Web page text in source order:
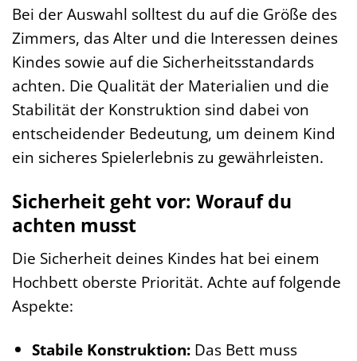
Bei der Auswahl solltest du auf die Größe des
Zimmers, das Alter und die Interessen deines
Kindes sowie auf die Sicherheitsstandards
achten. Die Qualität der Materialien und die
Stabilität der Konstruktion sind dabei von
entscheidender Bedeutung, um deinem Kind
ein sicheres Spielerlebnis zu gewährleisten.
Sicherheit geht vor: Worauf du
achten musst
Die Sicherheit deines Kindes hat bei einem
Hochbett oberste Priorität. Achte auf folgende
Aspekte:
Stabile Konstruktion: Das Bett muss